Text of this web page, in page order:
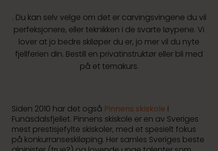
. Du kan selv velge om det er carvingsvingene du vil
perfeksjonere, eller teknikken i de svarte løypene. Vi
lover at jo bedre skiløper du er, jo mer vil du nyte
fjellferien din. Bestill en privatinstruktør eller bli med
på et temakurs.
Siden 2010 har det også Pinnens skiskole i
Funäsdalsfjellet. Pinnens skiskole er en av Sveriges
mest prestisjefylte skiskoler, med et spesielt fokus
på konkurranseskiløping. Her samles Sveriges beste